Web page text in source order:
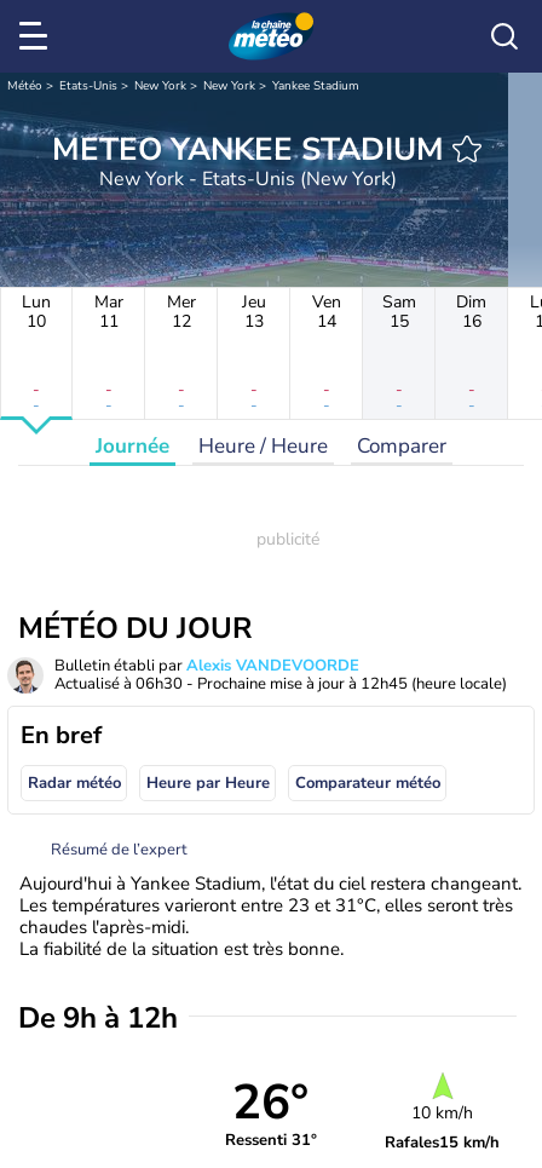
Météo Etats-Unis New York New York Yankee Stadium
METEO YANKEE STADIUM
New York - Etats-Unis (New York)
Lun
10
-
-
Mar
11
-
-
Mer
12
-
-
Jeu
13
-
-
Ven
14
-
-
Sam
15
-
-
Dim
16
-
-
Journée Heure / Heure Comparer
MÉTÉO DU JOUR
Bulletin établi parAlexis VANDEVOORDE
Actualisé à 06h30 - Prochaine mise à jour à 12h45 (heure locale)
En bref
Radar météo Heure par Heure Comparateur météo
Résumé de l’expert
Aujourd'hui à Yankee Stadium, l'état du ciel restera changeant.
Les températures varieront entre 23 et 31°C, elles seront très
chaudes l'après-midi.
La fiabilité de la situation est très bonne.
De 9h à 12h
26°
Ressenti 31°
10 km/h
Rafales15 km/h